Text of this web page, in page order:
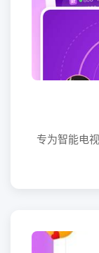
专为智能电